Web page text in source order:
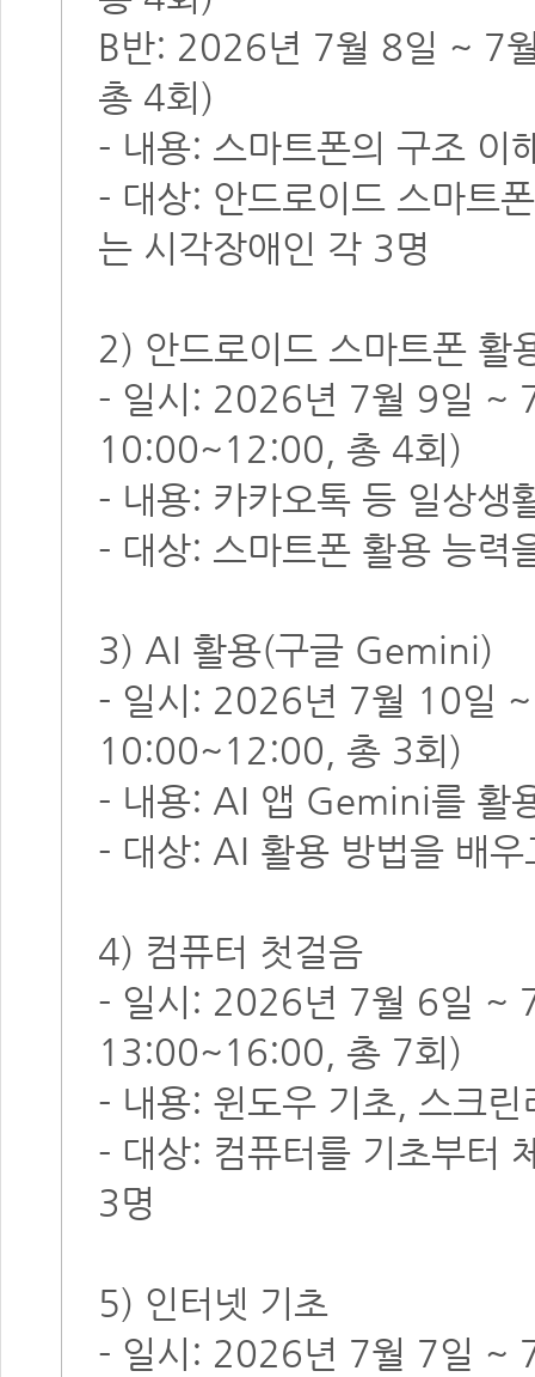
B반: 2026년 7월 8일 ~ 7
총 4회)
- 내용: 스마트폰의 구조 이
- 대상: 안드로이드 스마트
는 시각장애인 각 3명
2) 안드로이드 스마트폰 활
- 일시: 2026년 7월 9일 ~
10:00~12:00, 총 4회)
- 내용: 카카오톡 등 일상생
- 대상: 스마트폰 활용 능력
3) AI 활용(구글 Gemini)
- 일시: 2026년 7월 10일
10:00~12:00, 총 3회)
- 내용: AI 앱 Gemini를 활
- 대상: AI 활용 방법을 배
4) 컴퓨터 첫걸음
- 일시: 2026년 7월 6일 ~
13:00~16:00, 총 7회)
- 내용: 윈도우 기초, 스크
- 대상: 컴퓨터를 기초부터
3명
5) 인터넷 기초
- 일시: 2026년 7월 7일 ~